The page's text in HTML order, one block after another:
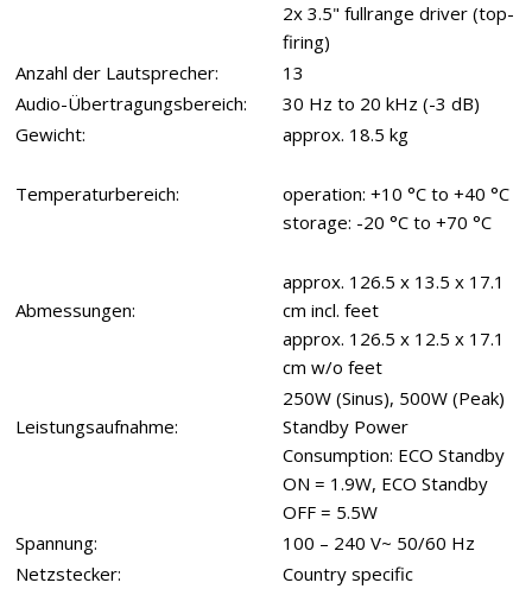
2x 3.5" fullrange driver (top-
firing)
Anzahl der Lautsprecher:
13
Audio-Übertragungsbereich:
30 Hz to 20 kHz (-3 dB)
Gewicht:
approx. 18.5 kg
Temperaturbereich:
operation: +10 °C to +40 °C
storage: -20 °C to +70 °C
Abmessungen:
approx. 126.5 x 13.5 x 17.1
cm incl. feet
approx. 126.5 x 12.5 x 17.1
cm w/o feet
Leistungsaufnahme:
250W (Sinus), 500W (Peak)
Standby Power
Consumption: ECO Standby
ON = 1.9W, ECO Standby
OFF = 5.5W
Spannung:
100 – 240 V~ 50/60 Hz
Netzstecker:
Country specific